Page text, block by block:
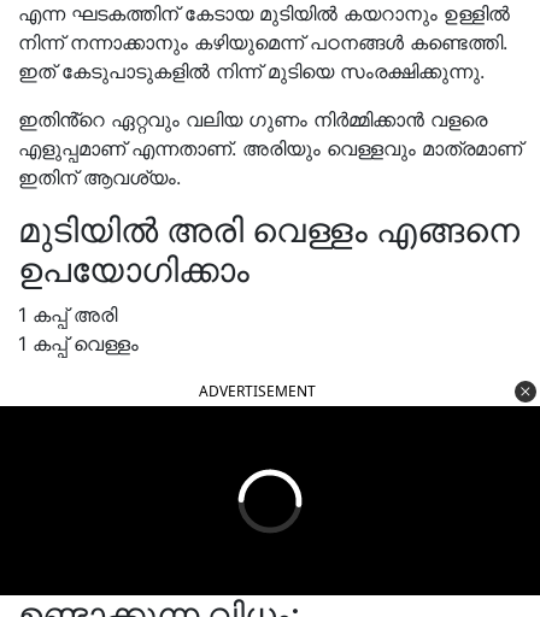
എന്ന ഘടകത്തിന് കേടായ മുടിയിൽ കയറാനും ഉള്ളിൽ
നിന്ന് നന്നാക്കാനും കഴിയുമെന്ന് പഠനങ്ങൾ കണ്ടെത്തി.
ഇത് കേടുപാടുകളിൽ നിന്ന് മുടിയെ സംരക്ഷിക്കുന്നു.
ഇതിൻ്റെ ഏറ്റവും വലിയ ഗുണം നിർമ്മിക്കാൻ വളരെ
എളുപ്പമാണ് എന്നതാണ്. അരിയും വെള്ളവും മാത്രമാണ്
ഇതിന് ആവശ്യം.
മുടിയിൽ അരി വെള്ളം എങ്ങനെ
ഉപയോഗിക്കാം
1 കപ്പ് അരി
1 കപ്പ് വെള്ളം
ADVERTISEMENT